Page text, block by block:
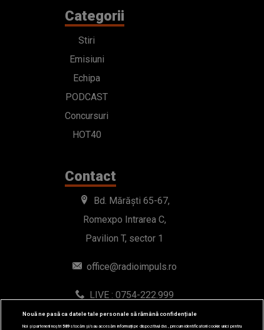
Categorii
Stiri
Emisiuni
Echipa
PODCAST
Concursuri
HOT40
Contact
Bd. Mărăști 65-67,
Romexpo Intrarea C,
Pavilion T, sector 1
office@radioimpuls.ro
LIVE : 0754-222.999
WhatsApp: 0754-222.999
Nouă ne pasă ca datele tale personale să rămână confidențiale
Noi și partenerii noștri589stocăm și/sau accesăm informații pe dispozitivul dvs., precum identificatorii cookie unici pentru